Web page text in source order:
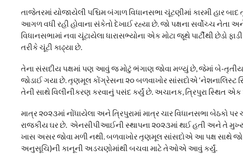
તાજેતરમાં યોજાયેલી પશ્ચિમ બંગાળ વિધાનસભા ચૂંટણીમાં કારમી હાર
આગળ વધી રહી હોવાના સંકેતો દેખાઈ રહ્યા છે. જો પક્ષના સર્વોચ્ચ નેતા
વિધાનસભામાં નવા ચૂંટાયેલા ધારાસભ્યોના એક મોટા જૂથે પાર્ટીથી
તરીકે ચૂંટી કાઢ્યા છે.
તેના સંસદીય પક્ષમાં પણ આવું જ મોટું ભંગાણ જોવા મળ્યું છે, જેમાં બે-
જોડાઈ ગયા છે. તૃણમૂલ કોંગ્રેસના ૨૦ બળવાખોર સાંસદોએ
તેની સાથે વિલીનીકરણ કરવાનું પસંદ કર્યું છે. અચાનક, ત્રિપુરા સ્થિત
માત્ર ૨૦૨૩માં નોંધાયેલા અને ત્રિપુરામાં માત્ર ચાર વિધાનસભા
રાજકીય ઘર છે. એનસીપીઆઈની સ્થાપના ૨૦૨૩માં થઈ હતી અને તે
ખાસ અસર જોવા મળી નથી. બળવાખોર તૃણમૂલ સાંસદોએ આ પક્ષ સાથે
અનુસૂચિ)ની કાનૂની અડચણોમાંથી બચવા માટે તેઓએ આવું કર્યું.